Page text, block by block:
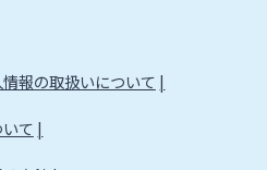
報の取扱いについて
て